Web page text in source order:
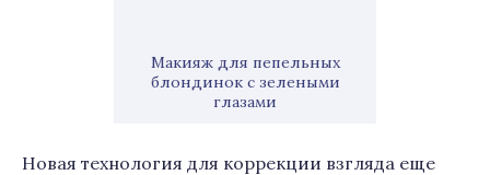
Макияж для пепельных
блондинок с зелеными
глазами
Новая технология для коррекции взгляда еще